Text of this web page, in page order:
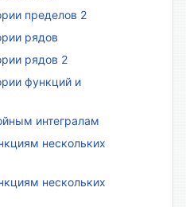
пределов 2
рядов
рядов 2
функций и
интегралам
нескольких
нескольких